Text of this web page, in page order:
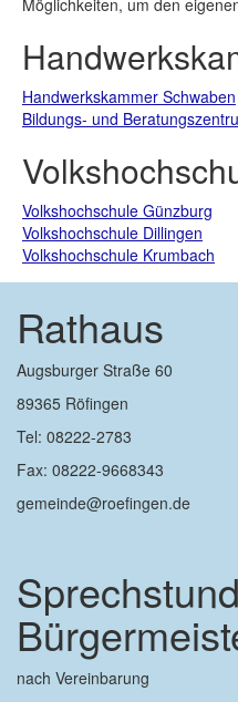
Handwerkskammer Schwaben
Bildungs- und
Volkshochschule Günzburg
Volkshochschule Dillingen
Volkshochschule Krumbach
Rathaus
Augsburger Straße 60
89365 Röfingen
Tel: 08222-2783
Fax: 08222-9668343
gemeinde@roefingen.de
nach Vereinbarung